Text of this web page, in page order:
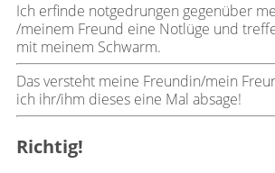
Ich erfinde notgedrungen gegenüber
/meinem Freund eine Notlüge und
mit meinem Schwarm.
Das versteht meine Freundin/mein
ich ihr/ihm dieses eine Mal absage!
Richtig!